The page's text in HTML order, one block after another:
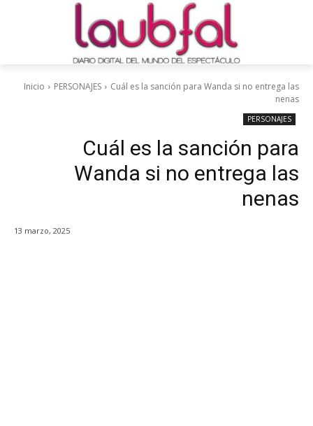
Inicio PERSONAJES
Cuál es la sanción para Wanda si no entrega las
nenas
PERSONAJES
Cuál es la sanción para
Wanda si no entrega las
nenas
13 marzo, 2025